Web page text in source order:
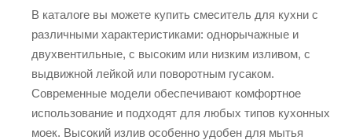
В каталоге вы можете купить смеситель для кухни с
различными характеристиками: однорычажные и
двухвентильные, с высоким или низким изливом, с
выдвижной лейкой или поворотным гусаком.
Современные модели обеспечивают комфортное
использование и подходят для любых типов кухонных
моек. Высокий излив особенно удобен для мытья